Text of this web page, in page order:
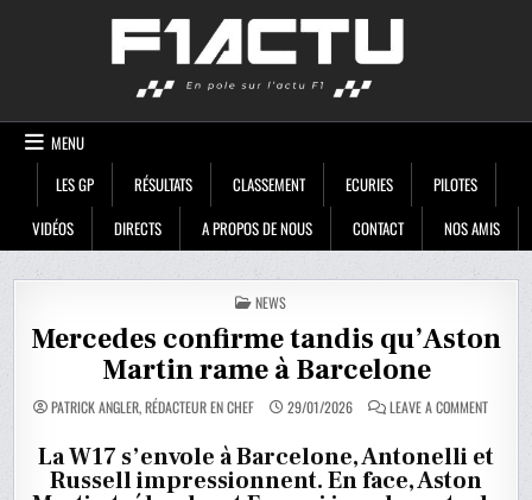
MENU
LES GP
RÉSULTATS CLASSEMENT ECURIES
PILOTES
VIDÉOS
DIRECTS A PROPOS DE NOUS CONTACT NOS AMIS
POSTED
IN
NEWS
Mercedes confirme tandis qu’Aston
Martin rame à Barcelone
PATRICK ANGLER, RÉDACTEUR EN CHEF 29/01/2026 LEAVE A COMMENTON
TANDIS
La W17 s’envole à Barcelone, Antonelli et
Russell impressionnent. En face, Aston